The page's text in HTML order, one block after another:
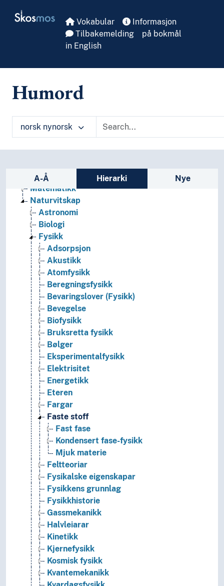
Skosmos Vokabular
Informasjon
Tilbakemelding
på bokmål
in English
Humord
norsk nynorsk
Sidefelt: navigér i vokabularet
A-Å Hierarki Nye
Realfag
Matematikk
Naturvitskap
Astronomi
Biologi
Fysikk
Adsorpsjon
Akustikk
Atomfysikk
Beregningsfysikk
Bevaringslover (Fysikk)
Bevegelse
Biofysikk
Bruksretta fysikk
Bølger
Eksperimentalfysikk
Elektrisitet
Energetikk
Eteren
Fargar
Faste stoff
Fast fase
Kondensert fase-fysikk
Mjuk materie
Feltteoriar
Fysikalske eigenskapar
Fysikkens grunnlag
Fysikkhistorie
Gassmekanikk
Halvleiarar
Kinetikk
Kjernefysikk
Kosmisk fysikk
Kvantemekanikk